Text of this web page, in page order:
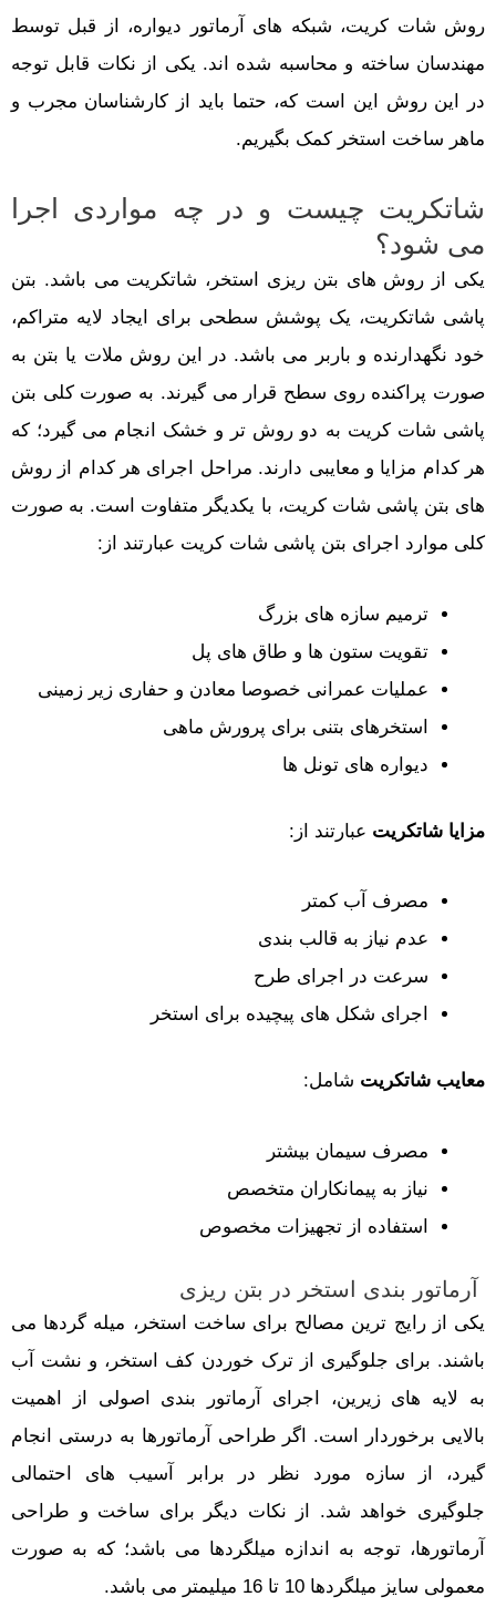
روش شات کریت، شبکه های آرماتور دیواره، از قبل توسط
مهندسان ساخته و محاسبه شده اند. یکی از نکات قابل توجه
در این روش این است که، حتما باید از کارشناسان مجرب و
ماهر ساخت استخر کمک بگیریم.
شاتکریت چیست و در چه مواردی اجرا
می شود؟
یکی از روش های بتن ریزی استخر، شاتکریت می باشد. بتن
پاشی شاتکریت، یک پوشش سطحی برای ایجاد لایه متراکم،
خود نگهدارنده و باربر می باشد. در این روش ملات یا بتن به
صورت پراکنده روی سطح قرار می گیرند. به صورت کلی بتن
پاشی شات کریت به دو روش تر و خشک انجام می گیرد؛ که
هر کدام مزایا و معایبی دارند. مراحل اجرای هر کدام از روش
های بتن پاشی شات کریت، با یکدیگر متفاوت است. به صورت
کلی موارد اجرای بتن پاشی شات کریت عبارتند از:
ترمیم سازه های بزرگ
تقویت ستون ها و طاق های پل
عملیات عمرانی خصوصا معادن و حفاری زیر زمینی
استخرهای بتنی برای پرورش ماهی
دیواره های تونل ها
مزایا شاتکریت عبارتند از:
مصرف آب کمتر
عدم نیاز به قالب بندی
سرعت در اجرای طرح
اجرای شکل های پیچیده برای استخر
معایب شاتکریت شامل:
مصرف سیمان بیشتر
نیاز به پیمانکاران متخصص
استفاده از تجهیزات مخصوص
آرماتور بندی استخر در بتن ریزی
یکی از رایج ترین مصالح برای ساخت استخر، میله گردها می
باشند. برای جلوگیری از ترک خوردن کف استخر، و نشت آب
به لایه های زیرین، اجرای آرماتور بندی اصولی از اهمیت
بالایی برخوردار است. اگر طراحی آرماتورها به درستی انجام
گیرد، از سازه مورد نظر در برابر آسیب های احتمالی
جلوگیری خواهد شد. از نکات دیگر برای ساخت و طراحی
آرماتورها، توجه به اندازه میلگردها می باشد؛ که به صورت
معمولی سایز میلگردها 10 تا 16 میلیمتر می باشد.